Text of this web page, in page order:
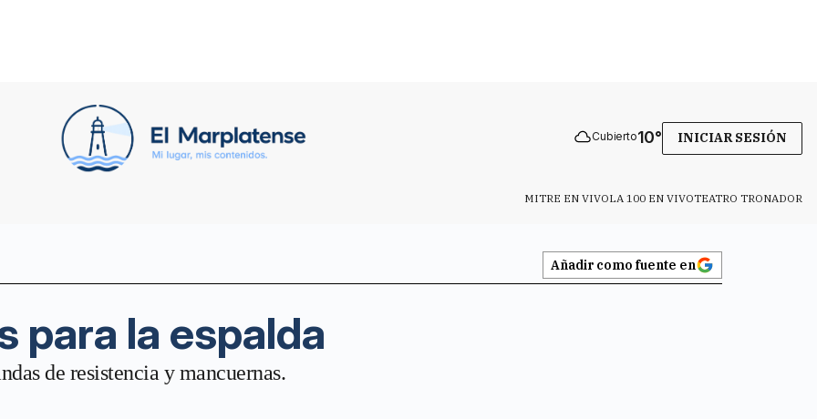
Cubierto10° INICIAR SESIÓN
MITRE EN VIVOLA 100 EN VIVOTEATRO TRONADOR
Añadir como fuente en
para la espalda
de resistencia y mancuernas.